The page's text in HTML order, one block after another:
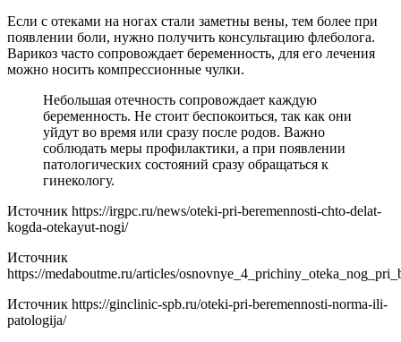
Если с отеками на ногах стали заметны вены, тем более при
появлении боли, нужно получить консультацию флеболога.
Варикоз часто сопровождает беременность, для его лечения
можно носить компрессионные чулки.
Небольшая отечность сопровождает каждую
беременность. Не стоит беспокоиться, так как они
уйдут во время или сразу после родов. Важно
соблюдать меры профилактики, а при появлении
патологических состояний сразу обращаться к
гинекологу.
Источник https://irgpc.ru/news/oteki-pri-beremennosti-chto-delat-
kogda-otekayut-nogi/
Источник
https://medaboutme.ru/articles/
Источник https://ginclinic-spb.ru/oteki-pri-beremennosti-norma-ili-
patologija/